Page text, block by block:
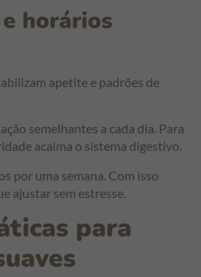
horários
apetite e padrões de
semelhantes a cada dia. Para
acalma o sistema digestivo.
por uma semana. Com isso
ajustar sem estresse.
para